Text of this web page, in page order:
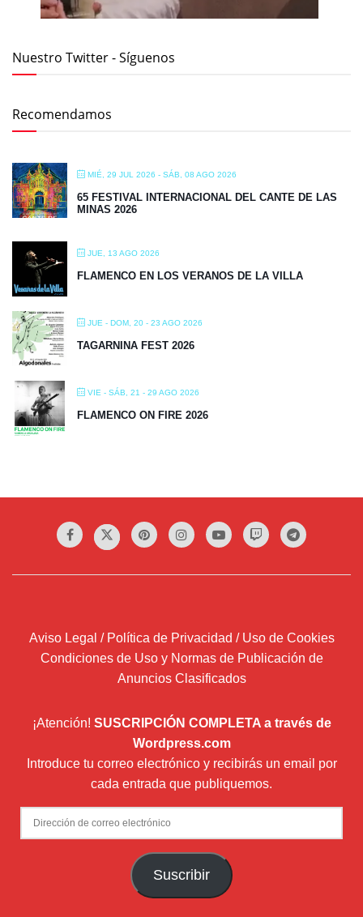
Nuestro Twitter - Síguenos
Recomendamos
MIÉ, 29 JUL 2026 - SÁB, 08 AGO 2026
65 FESTIVAL INTERNACIONAL DEL CANTE DE LAS
MINAS 2026
JUE, 13 AGO 2026
FLAMENCO EN LOS VERANOS DE LA VILLA
JUE - DOM, 20 - 23 AGO 2026
TAGARNINA FEST 2026
VIE - SÁB, 21 - 29 AGO 2026
FLAMENCO ON FIRE 2026
Aviso Legal / Política de Privacidad / Uso de Cookies
Condiciones de Uso y Normas de Publicación de
Anuncios Clasificados
¡Atención! SUSCRIPCIÓN COMPLETA a través de
Wordpress.com
Introduce tu correo electrónico y recibirás un email por
cada entrada que publiquemos.
Dirección
de
Suscribir